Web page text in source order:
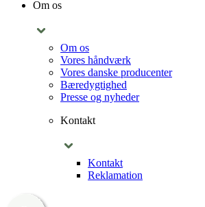
Om os
Om os
Vores håndværk
Vores danske producenter
Bæredygtighed
Presse og nyheder
Kontakt
Kontakt
Reklamation